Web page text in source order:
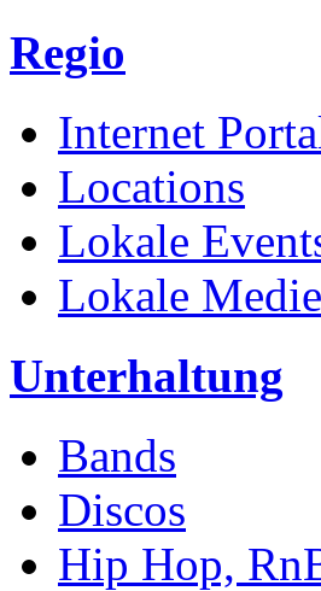
Regio
Internet
Locations
Lokale
Lokale
Unterhaltung
Bands
Discos
Hip Hop,